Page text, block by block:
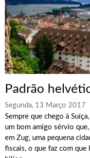
Padrão
Segunda, 13 Março 2017
Sempre que chego à
um bom amigo sérvio
em Zug, uma pequena
fiscais, o que faz com que